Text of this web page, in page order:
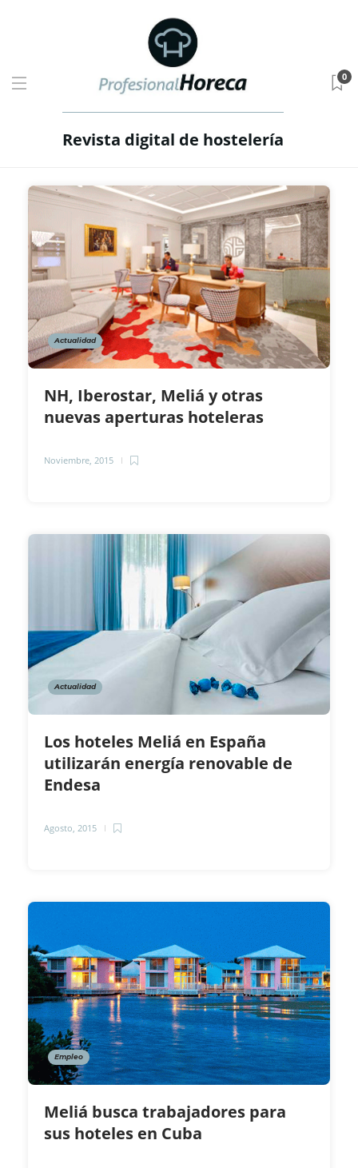
Revista digital de hostelería
0
Actualidad
NH, Iberostar, Meliá y otras
nuevas aperturas hoteleras
Noviembre, 2015
Actualidad
Los hoteles Meliá en España
utilizarán energía renovable de
Endesa
Agosto, 2015
Empleo
Meliá busca trabajadores para
sus hoteles en Cuba